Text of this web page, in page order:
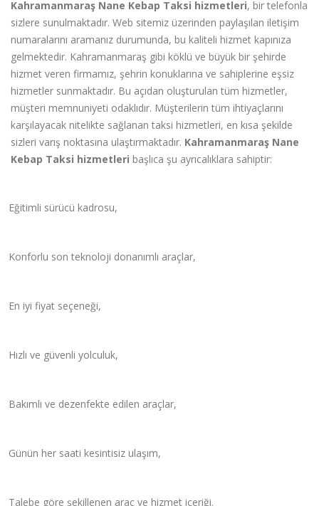
Kahramanmaraş Nane Kebap Taksi hizmetleri, bir telefonla
sizlere sunulmaktadır. Web sitemiz üzerinden paylaşılan iletişim
numaralarını aramanız durumunda, bu kaliteli hizmet kapınıza
gelmektedir. Kahramanmaraş gibi köklü ve büyük bir şehirde
hizmet veren firmamız, şehrin konuklarına ve sahiplerine eşsiz
hizmetler sunmaktadır. Bu açıdan oluşturulan tüm hizmetler,
müşteri memnuniyeti odaklıdır. Müşterilerin tüm ihtiyaçlarını
karşılayacak nitelikte sağlanan taksi hizmetleri, en kısa şekilde
sizleri varış noktasına ulaştırmaktadır. Kahramanmaraş Nane
Kebap Taksi hizmetleri başlıca şu ayrıcalıklara sahiptir:
Eğitimli sürücü kadrosu,
Konforlu son teknoloji donanımlı araçlar,
En iyi fiyat seçeneği,
Hızlı ve güvenli yolculuk,
Bakımlı ve dezenfekte edilen araçlar,
Günün her saati kesintisiz ulaşım,
Talebe göre şekillenen araç ve hizmet içeriği.